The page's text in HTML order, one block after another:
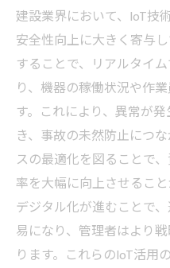
建設業界において、IoT技
安全性向上に大きく寄与
することで、リアルタイ
り、機器の稼働状況や作
す。これにより、異常が
き、事故の未然防止につ
スの最適化を図ることで
率を大幅に向上させるこ
デジタル化が進むことで
易になり、管理者はより
ります。これらのIoT活用